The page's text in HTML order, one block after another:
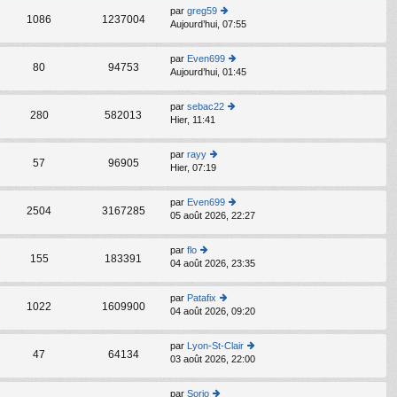
le
d
er
ni
e
s
s
1086 1237004
par greg59
o
ult
er
le
d
er
s
s
a
e
Aujourd’hui, 07:55
80 94753
par Even699
o
ult
le
er
m
e
s
a
e
Aujourd’hui, 01:45
280 582013
par sebac22
le
d
er
er
e
s
a
g
e
Hier, 11:41
57 96905
par rayy
o
ult
er
le
er
er
m
e
s
s
a
e
Hier, 07:19
2504 3167285
par Even699
o
er
le
er
er
m
e
s
05 août 2026, 22:27
155 183391
par flo
o
ult
er
le
d
er
er
04 août 2026, 23:35
1022 1609900
par Patafix
o
ult
er
le
d
04 août 2026, 09:20
47 64134
par Lyon-St-Clair
o
03 août 2026, 22:00
par Sorio